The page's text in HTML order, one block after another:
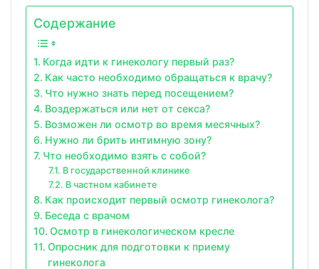
Содержание
Когда идти к гинекологу первый раз?
Как часто необходимо обращаться к врачу?
Что нужно знать перед посещением?
Воздержаться или нет от секса?
Возможен ли осмотр во время месячных?
Нужно ли брить интимную зону?
Что необходимо взять с собой?
В государственной клинике
В частном кабинете
Как происходит первый осмотр гинеколога?
Беседа с врачом
Осмотр в гинекологическом кресле
Опросник для подготовки к приему
гинеколога